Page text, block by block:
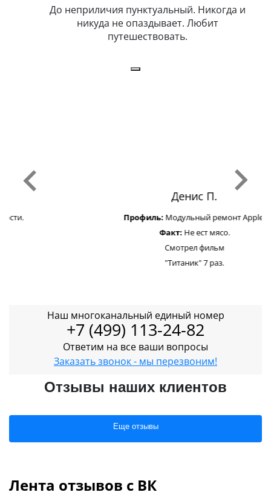
До неприличия пунктуальный. Никогда и
никуда не опаздывает. Любит
путешествовать.
Модульный ремонт Apple.
Не ест мясо.
Смотрел фильм
Наш многоканальный единый номер
+7 (499) 113-24-82
Ответим на все ваши вопросы
Заказать звонок - мы перезвоним!
Отзывы наших клиентов
Еще отзывы
Лента отзывов с ВК